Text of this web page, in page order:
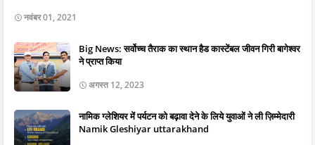
नवंबर 01, 2021
Big News: सर्वोच्च तैराक का स्थान हैड कास्टेंबल जीवन गिरी बागेश्वर
ने प्राप्त किया
अगस्त 12, 2023
नामिक ग्लेशियर में पर्यटन को बढ़ावा देने के लिये युवाओं ने ली ज़िम्मेदारी
Namik Gleshiyar uttarakhand